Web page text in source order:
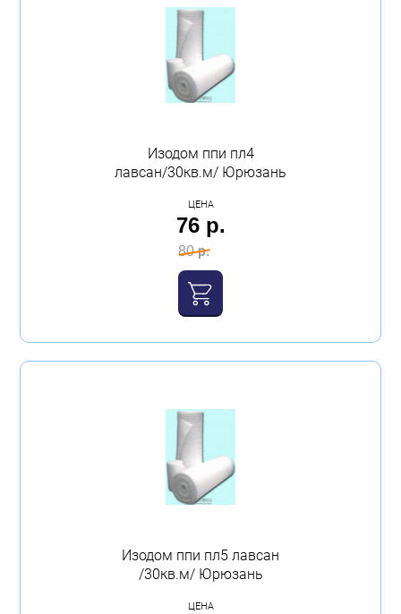
Изодом ппи пл4
лавсан/30кв.м/ Юрюзань
ЦЕНА
76 р.
80 р.
Изодом ппи пл5 лавсан
/30кв.м/ Юрюзань
ЦЕНА